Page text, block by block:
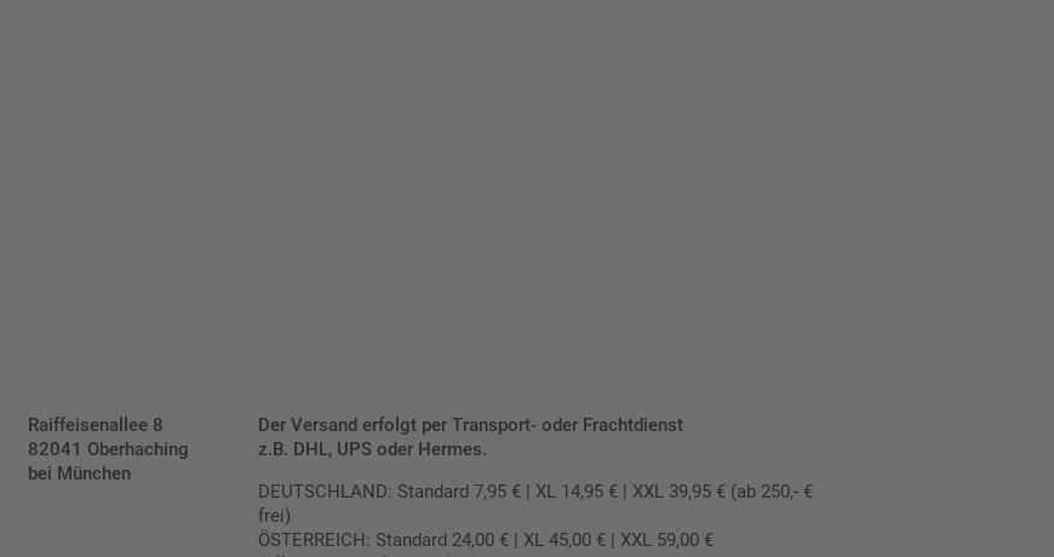
Raiffeisenallee 8
82041 Oberhaching
bei München
Der Versand erfolgt per Transport- oder Frachtdienst
z.B. DHL, UPS oder Hermes.
DEUTSCHLAND: Standard 7,95 € | XL 14,95 € | XXL 39,95 € (ab 250,- €
frei)
ÖSTERREICH: Standard 24,00 € | XL 45,00 € | XXL 59,00 €